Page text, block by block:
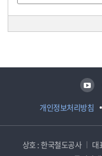
개인정보처리방침
유튜브
상호 : 한국철도공사 대